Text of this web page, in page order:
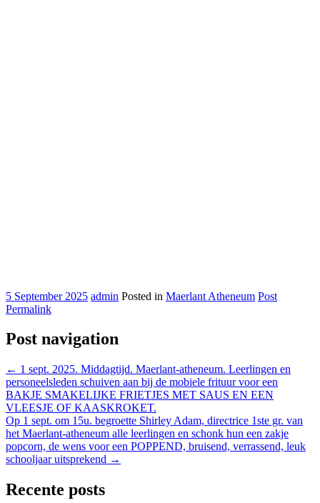
5 September 2025 admin Posted in Maerlant Atheneum Post
Permalink
Post navigation
← 1 sept. 2025. Middagtijd. Maerlant-atheneum. Leerlingen en
personeelsleden schuiven aan bij de mobiele frituur voor een
BAKJE SMAKELIJKE FRIETJES MET SAUS EN EEN
VLEESJE OF KAASKROKET.
Op 1 sept. om 15u. begroette Shirley Adam, directrice 1ste gr. van
het Maerlant-atheneum alle leerlingen en schonk hun een zakje
popcorn, de wens voor een POPPEND, bruisend, verrassend, leuk
schooljaar uitsprekend →
Recente posts